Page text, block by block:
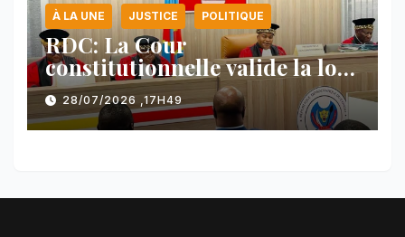
À LA UNE JUSTICE POLITIQUE
RDC: La Cour
constitutionnelle valide la loi
référendaire sous réserves de
plusieurs dispositions
28/07/2026 ,17H49